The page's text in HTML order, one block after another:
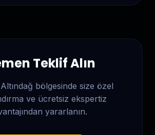
Teklif Alın
bölgesinde size özel
ve ücretsiz ekspertiz
yararlanın.